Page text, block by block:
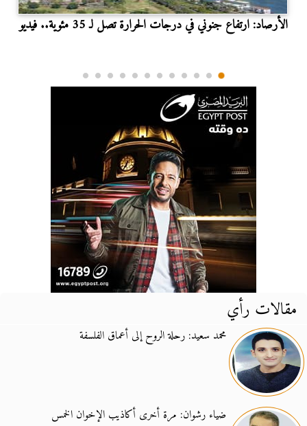
الأرصاد: ارتفاع جنوني في درجات الحرارة تصل لـ 35 مئوية.. فيديو
مقالات رأي
محمد سعيد: رحلة الروح إلى أعماق الفلسفة
ضياء رشوان: مرة أخرى أكاذيب الإخوان الخمس